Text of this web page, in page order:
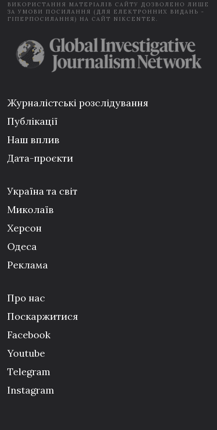
ВИКОРИСТАННЯ МАТЕРІАЛІВ САЙТУ ДОЗВОЛЕНО ЛИШЕ
ЗА УМОВИ ПОСИЛАННЯ (ДЛЯ ЕЛЕКТРОННИХ ВИДАНЬ -
ГІПЕРПОСИЛАННЯ) НА САЙТ NIKCENTER.
Журналістські розслідування
Публікації
Наш вплив
Дата-проєкти
Україна та світ
Миколаїв
Херсон
Одеса
Реклама
Про нас
Поскаржитися
Facebook
Youtube
Telegram
Instagram